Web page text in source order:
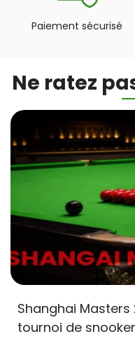
Paiement sécurisé
Ne ratez
Shanghai
tournoi de snooker